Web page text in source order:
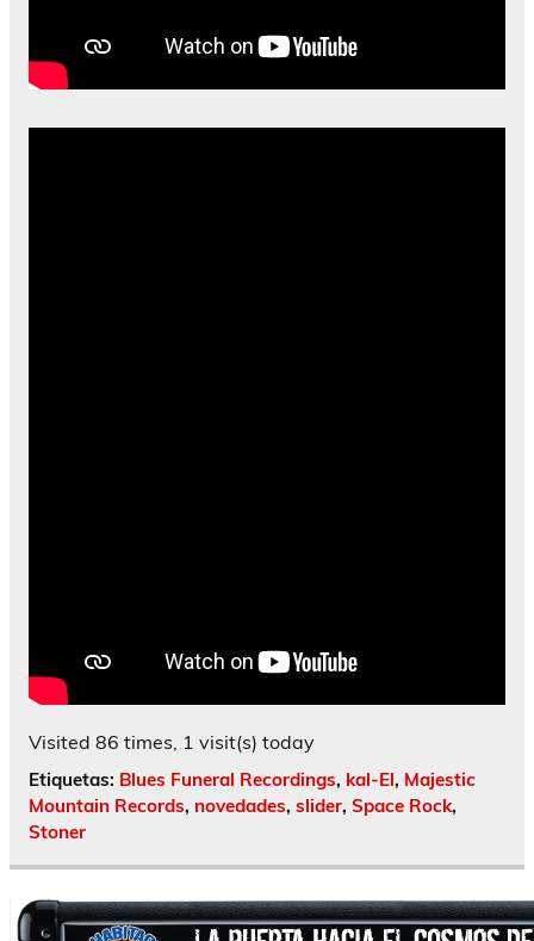
Visited 86 times, 1 visit(s) today
Etiquetas: Blues Funeral Recordings, kal-El, Majestic
Mountain Records, novedades, slider, Space Rock,
Stoner